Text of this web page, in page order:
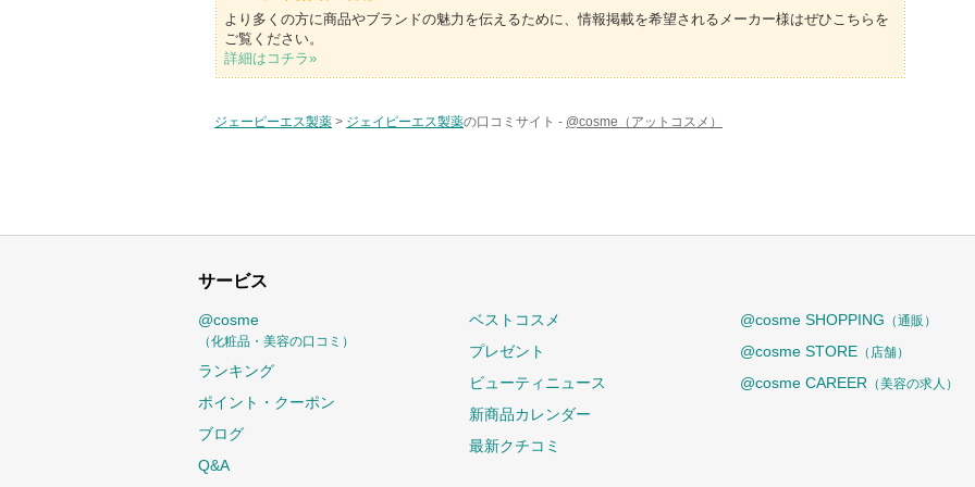
より多くの方に商品やブランドの魅力を伝えるために、情報掲載を希望されるメーカー様はぜひこちらを
ご覧ください。
詳細はコチラ»
ジェーピーエス製薬 > ジェイピーエス製薬の口コミサイト - @cosme（アットコスメ）
サービス
@cosme
（化粧品・美容の口コミ）
ランキング
ポイント・クーポン
ブログ
Q&A
ベストコスメ
プレゼント
ビューティニュース
新商品カレンダー
最新クチコミ
@cosme SHOPPING （通販）
@cosme STORE （店舗）
@cosme CAREER （美容の求人）